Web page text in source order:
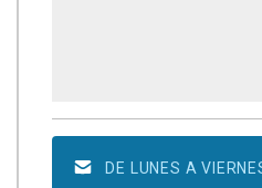
DE LUNES A